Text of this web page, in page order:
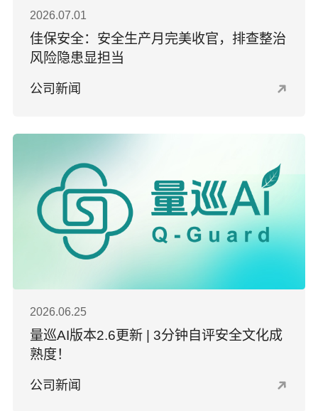
2026.07.01
佳保安全：安全生产月完美收官，排查整治
风险隐患显担当
公司新闻
2026.06.25
量巡AI版本2.6更新 | 3分钟自评安全文化成
熟度！
公司新闻